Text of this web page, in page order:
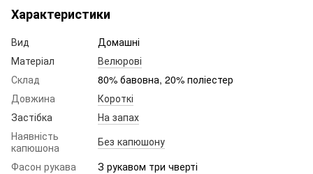
Характеристики
Вид
Домашні
Матеріал
Велюрові
Склад
80% бавовна, 20% поліестер
Довжина
Короткі
Застібка
На запах
Наявність
капюшона
Без капюшону
Фасон рукава
З рукавом три чверті